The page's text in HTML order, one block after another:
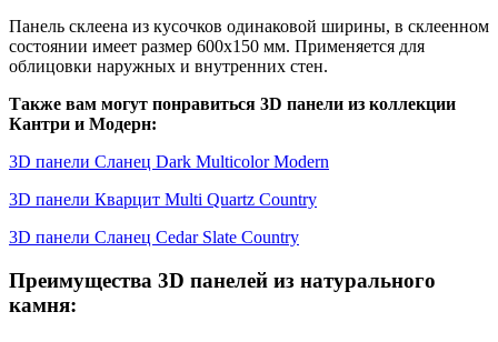
Панель склеена из кусочков одинаковой ширины, в склеенном
состоянии имеет размер 600х150 мм. Применяется для
облицовки наружных и внутренних стен.
Также вам могут понравиться 3D панели из коллекции
Кантри и Модерн:
3D панели Сланец Dark Multicolor Modern
3D панели Кварцит Multi Quartz Country
3D панели Сланец Cedar Slate Country
Преимущества 3D панелей из натурального
камня: